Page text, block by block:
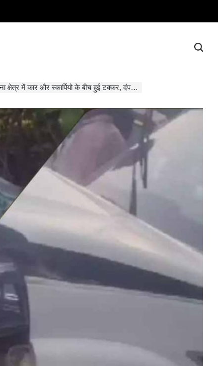
में कार और स्कार्पियो के बीच हुई टक्कर, दंपति की मौत